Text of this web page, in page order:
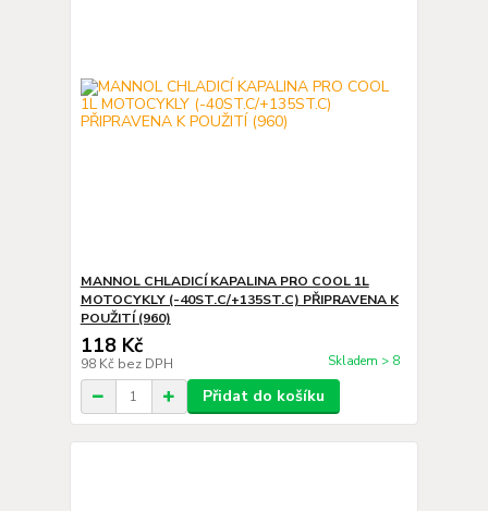
MANNOL CHLADICÍ KAPALINA PRO COOL 1L
MOTOCYKLY (-40ST.C/+135ST.C) PŘIPRAVENA K
POUŽITÍ (960)
118 Kč
98 Kč bez DPH Skladem > 8
Přidat do košíku